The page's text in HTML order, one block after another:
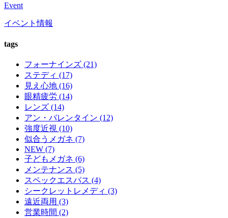
Event
イベント情報
tags
フォーナインズ (21)
ステディ (17)
見え心地 (16)
眼精疲労 (14)
レンズ (14)
アン・バレンタイン (12)
強度近視 (10)
似合うメガネ (7)
NEW (7)
子どもメガネ (6)
メンテナンス (5)
スペックエスパス (4)
シークレットレメディ (3)
遠近両用 (3)
営業時間 (2)